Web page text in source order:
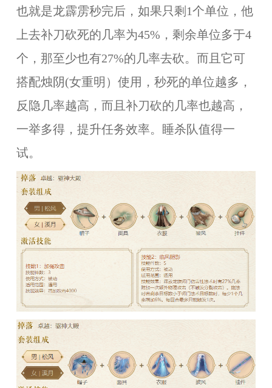
也就是龙霹雳秒完后，如果只剩1个单位，他
上去补刀砍死的几率为45%，剩余单位多于4
个，那至少也有27%的几率去砍。而且它可
搭配烛阴(女重明）使用，秒死的单位越多，
反隐几率越高，而且补刀砍的几率也越高，
一举多得，提升任务效率。睡杀队值得一
试。